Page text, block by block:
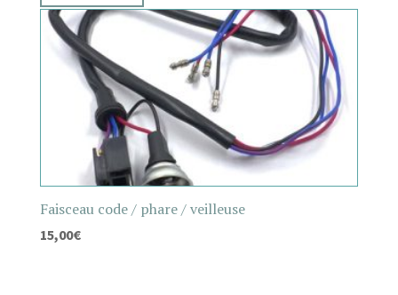
Faisceau code / phare / veilleuse
15,00€